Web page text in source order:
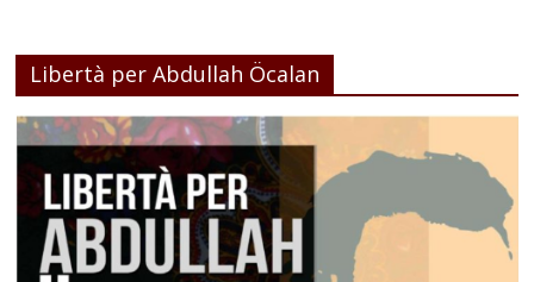
Libertà per Abdullah Öcalan